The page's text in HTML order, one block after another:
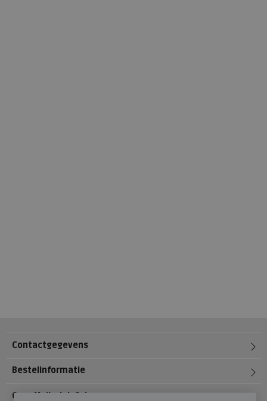
Contactgegevens
Bestelinformatie
Over Meijerink Schoenen